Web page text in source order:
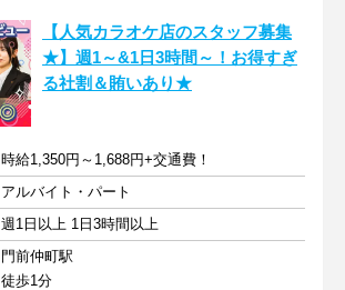
【人気カラオケ店のスタッフ募集
★】週1～&1日3時間～！お得すぎ
る社割＆賄いあり★
時給1,350円～1,688円+交通費！
アルバイト・パート
週1日以上 1日3時間以上
門前仲町駅
徒歩1分